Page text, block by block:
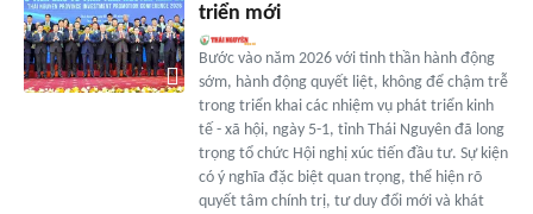
triển mới
Bước vào năm 2026 với tinh thần hành động
sớm, hành động quyết liệt, không để chậm trễ
trong triển khai các nhiệm vụ phát triển kinh
tế - xã hội, ngày 5-1, tỉnh Thái Nguyên đã long
trọng tổ chức Hội nghị xúc tiến đầu tư. Sự kiện
có ý nghĩa đặc biệt quan trọng, thể hiện rõ
quyết tâm chính trị, tư duy đổi mới và khát